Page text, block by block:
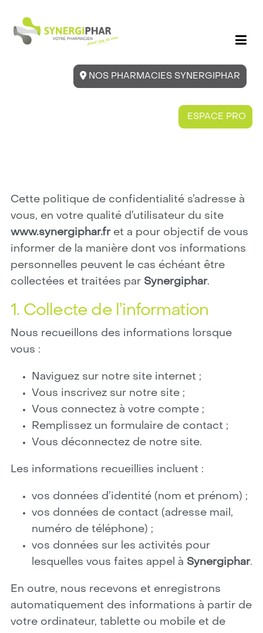
NOS PHARMACIES SYNERGIPHAR
ESPACE PRO
Cette politique de confidentialité s’adresse à
vous, en votre qualité d’utilisateur du site
www.synergiphar.fret a pour objectif de vous
informer de la manière dont vos informations
personnelles peuvent le cas échéant être
collectées et traitées par Synergiphar.
1. Collecte de l’information
Nous recueillons des informations lorsque
vous :
Naviguez sur notre site internet ;
Vous inscrivez sur notre site ;
Vous connectez à votre compte ;
Remplissez un formulaire de contact ;
Vous déconnectez de notre site.
Les informations recueillies incluent :
vos données d’identité (nom et prénom) ;
vos données de contact (adresse mail,
numéro de téléphone) ;
vos données sur les activités pour
lesquelles vous faites appel à Synergiphar.
En outre, nous recevons et enregistrons
automatiquement des informations à partir de
votre ordinateur, tablette ou mobile et de